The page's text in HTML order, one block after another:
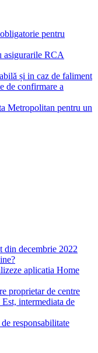
pentru
asigurarile RCA
și in caz de faliment
de confirmare a
Metropolitan pentru un
din decembrie 2022
aplicatia Home
proprietar de centre
intermediata de
responsabilitate